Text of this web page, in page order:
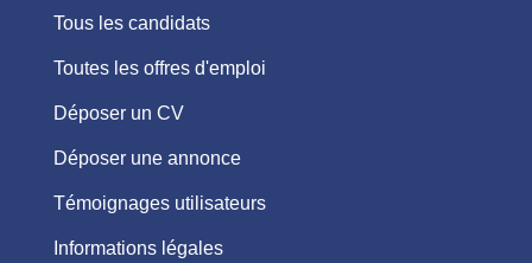
Tous les candidats
Toutes les offres d'emploi
Déposer un CV
Déposer une annonce
Témoignages utilisateurs
Informations légales